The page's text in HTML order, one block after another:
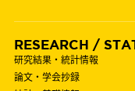
RESEARCH /
研究結果・統計情報
論文・学会抄録